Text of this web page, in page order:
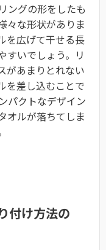
ングの形をしたも
々な形状がありま
を広げて干せる長
すいでしょう。リ
があまりとれない
を差し込むことで
パクトなデザイン
オルが落ちてしま
付け方法の